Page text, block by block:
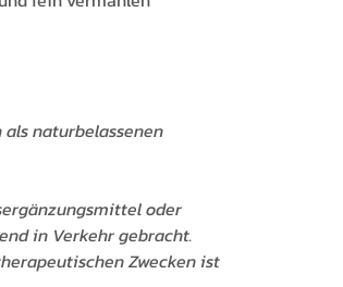
naturbelassenen
oder
in Verkehr gebracht.
Zwecken ist